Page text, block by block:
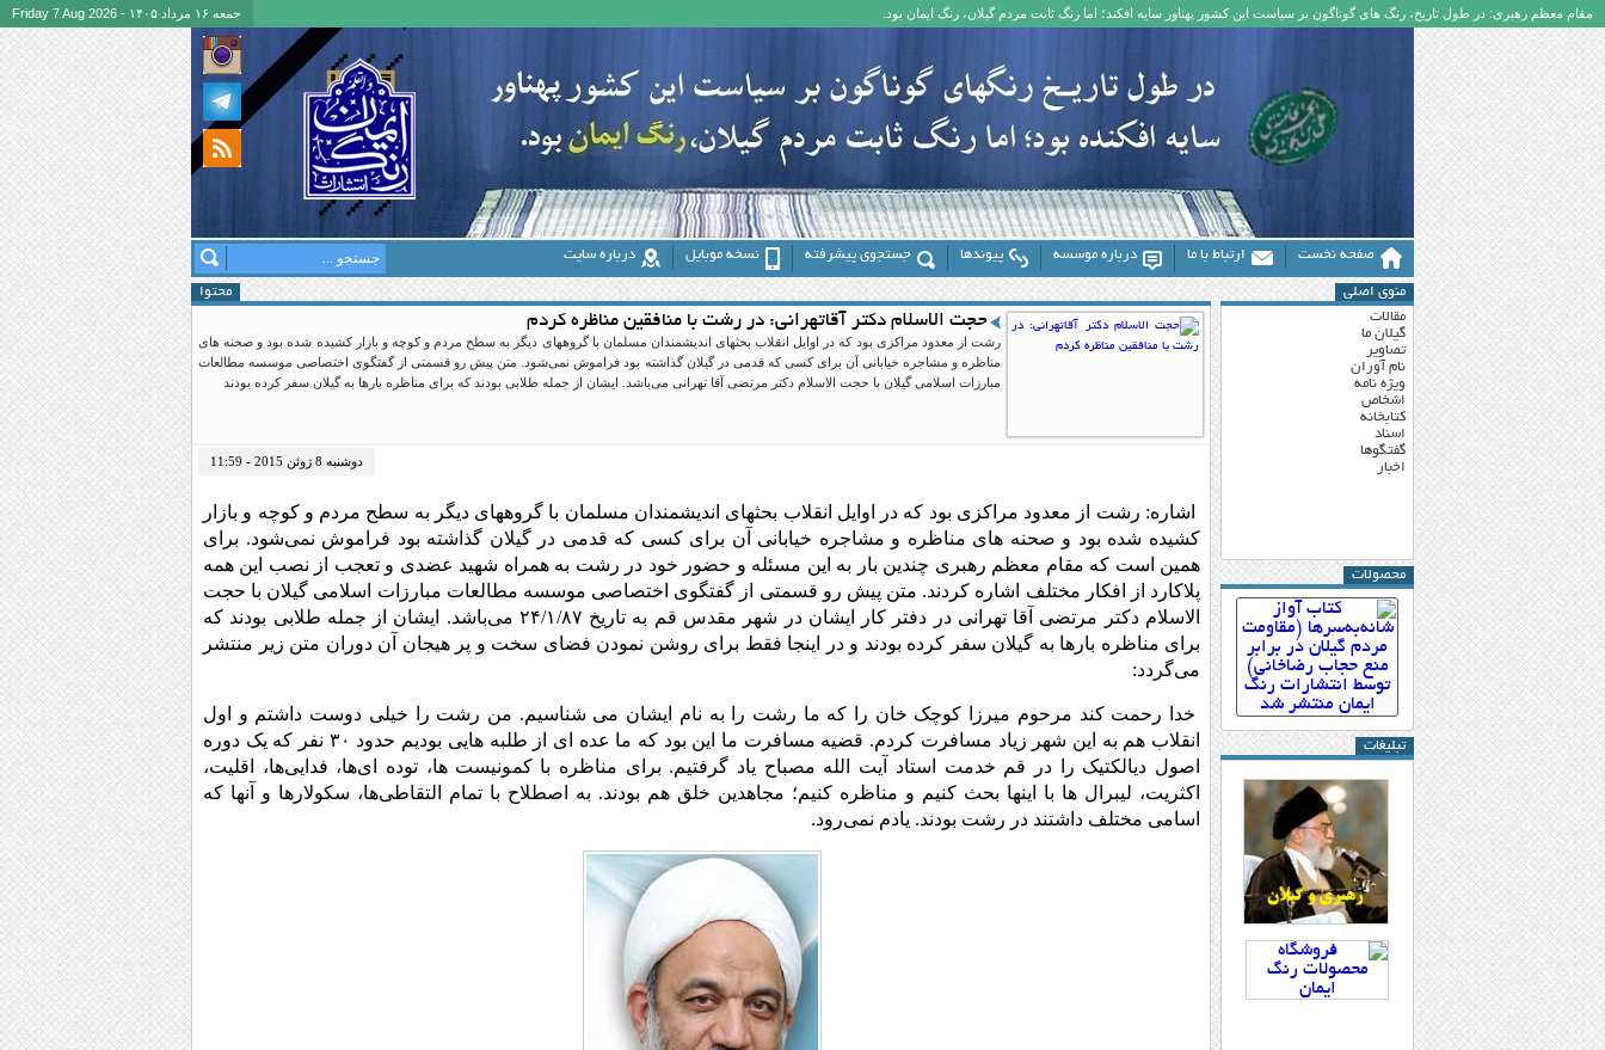
مقام معظم رهبری: در طول تاریخ، رنگ های گوناگون بر سیاست این کشور پهناور سایه افکند؛ اما رنگ ثابت مردم گیلان، رنگ ایمان بود. جمعه ۱۶ مرداد ۱۴۰۵ - Friday 7 Aug 2026
صفحه نخست ارتباط با ما درباره موسسه پیوندها جستجوی پیشرفته نسخه موبایل درباره سایت
منوی اصلی
مقالات
گیلان ما
تصاویر
نام آوران
ویژه نامه
اشخاص
کتابخانه
اسناد
گفتگوها
اخبار
محصولات
تبلیغات
محتوا
حجت الاسلام دکتر آقاتهرانی: در رشت با منافقین مناظره کردم
رشت از معدود مراکزی بود که در اوایل انقلاب بحثهای اندیشمندان مسلمان با گروههای دیگر به سطح مردم و کوچه و بازار کشیده شده بود و صحنه های
مناظره و مشاجره خیابانی آن برای کسی که قدمی در گیلان گذاشته بود فراموش نمی‌شود. متن پیش رو قسمتی از گفتگوی اختصاصی موسسه مطالعات
مبارزات اسلامی گیلان با حجت الاسلام دکتر مرتضی آقا تهرانی می‌باشد. ایشان از جمله طلابی بودند که برای مناظره بارها به گیلان سفر کرده بودند
دوشنبه 8 ژوئن 2015 - 11:59
اشاره: رشت از معدود مراکزی بود که در اوایل انقلاب بحثهای اندیشمندان مسلمان با گروههای دیگر به سطح مردم و کوچه و بازار
کشیده شده بود و صحنه های مناظره و مشاجره خیابانی آن برای کسی که قدمی در گیلان گذاشته بود فراموش نمی‌شود. برای
همین است که مقام معظم رهبری چندین بار به این مسئله و حضور خود در رشت به همراه شهید عضدی و تعجب از نصب این همه
پلاکارد از افکار مختلف اشاره کردند. متن پیش رو قسمتی از گفتگوی اختصاصی موسسه مطالعات مبارزات اسلامی گیلان با حجت
الاسلام دکتر مرتضی آقا تهرانی در دفتر کار ایشان در شهر مقدس قم به تاریخ ۲۴/۱/۸۷ می‌باشد. ایشان از جمله طلابی بودند که
برای مناظره بارها به گیلان سفر کرده بودند و در اینجا فقط برای روشن نمودن فضای سخت و پر هیجان آن دوران متن زیر منتشر
می‌گردد:
خدا رحمت کند مرحوم میرزا کوچک خان را که ما رشت را به نام ایشان می شناسیم. من رشت را خیلی دوست داشتم و اول
انقلاب هم به این شهر زیاد مسافرت کردم. قضیه مسافرت ما این بود که ما عده ای از طلبه هایی بودیم حدود ۳۰ نفر که یک دوره
اصول دیالکتیک را در قم خدمت استاد آیت الله مصباح یاد گرفتیم. برای مناظره با کمونیست ها، توده ای‌ها، فدایی‌ها، اقلیت،
اکثریت، لیبرال ها با اینها بحث کنیم و مناظره کنیم؛ مجاهدین خلق هم بودند. به اصطلاح با تمام التقاطی‌ها، سکولارها و آنها که
اسامی مختلف داشتند در رشت بودند. یادم نمی‌رود.